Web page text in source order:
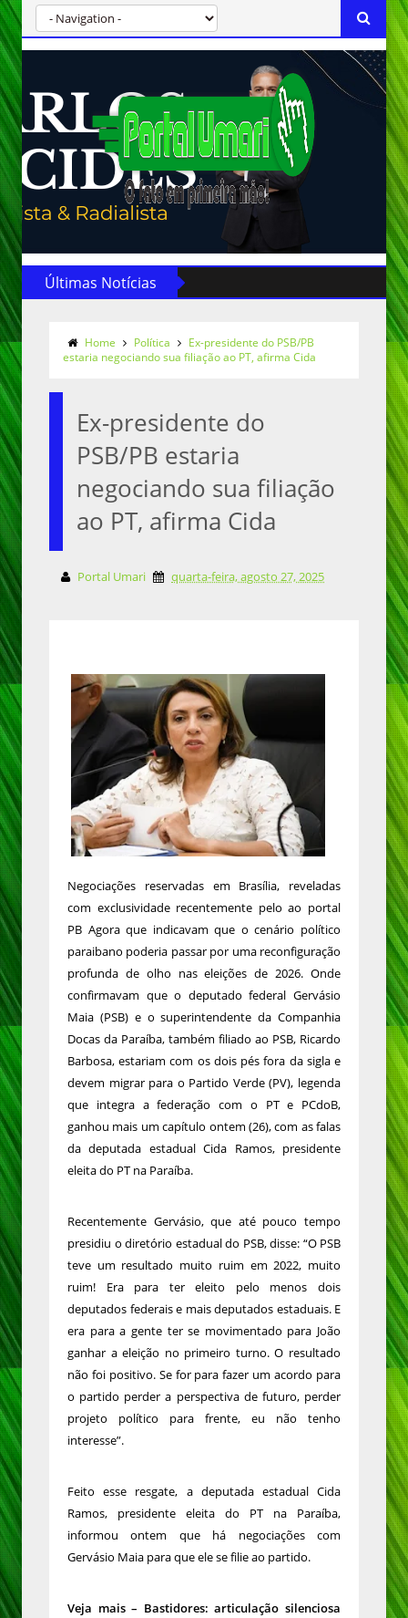
Últimas Notícias
Home Política
Ex-presidente do PSB/PB
estaria negociando sua filiação ao PT, afirma Cida
Ex-presidente do
PSB/PB estaria
negociando sua filiação
ao PT, afirma Cida
Portal Umari quarta-feira, agosto 27, 2025
Negociações reservadas em Brasília, reveladas
com exclusividade recentemente pelo ao portal
PB Agora que indicavam que o cenário político
paraibano poderia passar por uma reconfiguração
profunda de olho nas eleições de 2026. Onde
confirmavam que o deputado federal Gervásio
Maia (PSB) e o superintendente da Companhia
Docas da Paraíba, também filiado ao PSB, Ricardo
Barbosa, estariam com os dois pés fora da sigla e
devem migrar para o Partido Verde (PV), legenda
que integra a federação com o PT e PCdoB,
ganhou mais um capítulo ontem (26), com as falas
da deputada estadual Cida Ramos, presidente
eleita do PT na Paraíba.
Recentemente Gervásio, que até pouco tempo
presidiu o diretório estadual do PSB, disse: “O PSB
teve um resultado muito ruim em 2022, muito
ruim! Era para ter eleito pelo menos dois
deputados federais e mais deputados estaduais. E
era para a gente ter se movimentado para João
ganhar a eleição no primeiro turno. O resultado
não foi positivo. Se for para fazer um acordo para
o partido perder a perspectiva de futuro, perder
projeto político para frente, eu não tenho
interesse”.
Feito esse resgate, a deputada estadual Cida
Ramos, presidente eleita do PT na Paraíba,
informou ontem que há negociações com
Gervásio Maia para que ele se filie ao partido.
Veja mais – Bastidores: articulação silenciosa